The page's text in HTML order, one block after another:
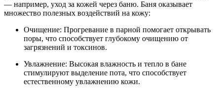
— например, уход за кожей через баню. Баня оказывает
множество полезных воздействий на кожу:
Очищение: Прогревание в парной помогает открывать
поры, что способствует глубокому очищению от
загрязнений и токсинов.
Увлажнение: Высокая влажность и тепло в бане
стимулируют выделение пота, что способствует
естественному увлажнению кожи.